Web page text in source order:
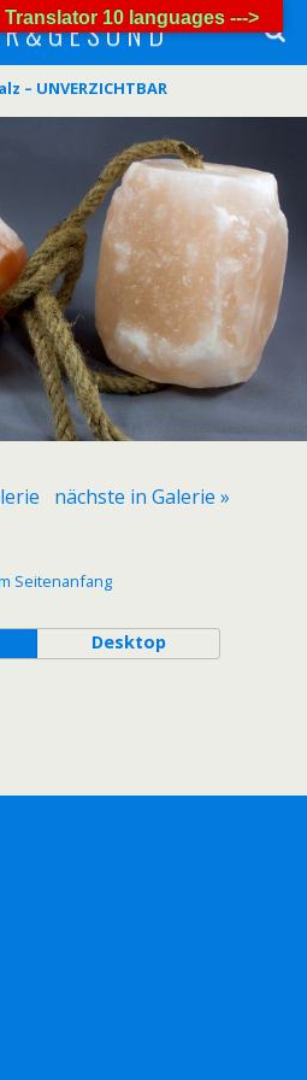
& G E S U N D
– UNVERZICHTBAR
nächste in Galerie »
Seitenanfang
Desktop
Translator 10 languages --->